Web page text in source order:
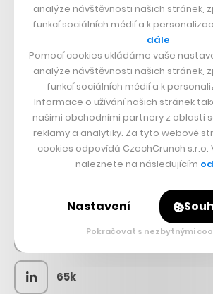
SLEDUJTE NÁS
65k
analýze návštěvnosti našich stránek,
funkcí sociálních médií a k
dále
Pomocí cookies ukládáme vaše
analýze návštěvnosti našich stránek,
funkcí sociálních médií a k
Informace o užívání našich stránek
našimi obchodními partnery z oblasti
reklamy a analytiky. Za tyto webové
cookies odpovídá CzechCrunch
naleznete na následujícím
Nastavení
Pokračovat s nezbytnými